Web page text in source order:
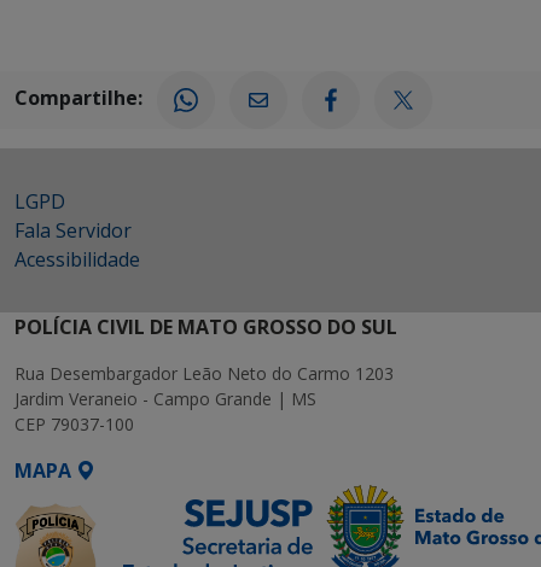
Compartilhe:
LGPD
Fala Servidor
Acessibilidade
POLÍCIA CIVIL DE MATO GROSSO DO SUL
Rua Desembargador Leão Neto do Carmo 1203
Jardim Veraneio - Campo Grande | MS
CEP 79037-100
MAPA